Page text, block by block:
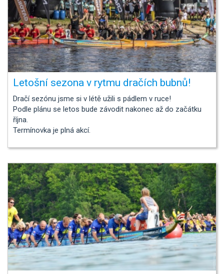
Letošní sezona v rytmu dračích bubnů!
Dračí sezónu jsme si v létě užili s pádlem v ruce!
Podle plánu se letos bude závodit nakonec až do začátku
října.
Termínovka je plná akcí.